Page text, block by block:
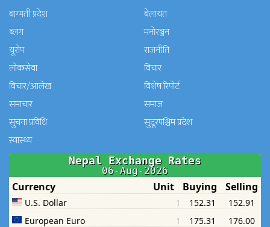
बाग्मती प्रदेश
बेलायत
ब्लग
मनाेरञ्जन
यूरोप
राजनीति
लोकसेवा
विचार
विचार/आलेख
विशेष रिपोर्ट
समाचार
समाज
सुचना प्रविधि
सुदूरपश्चिम प्रदेश
स्वास्थ्य